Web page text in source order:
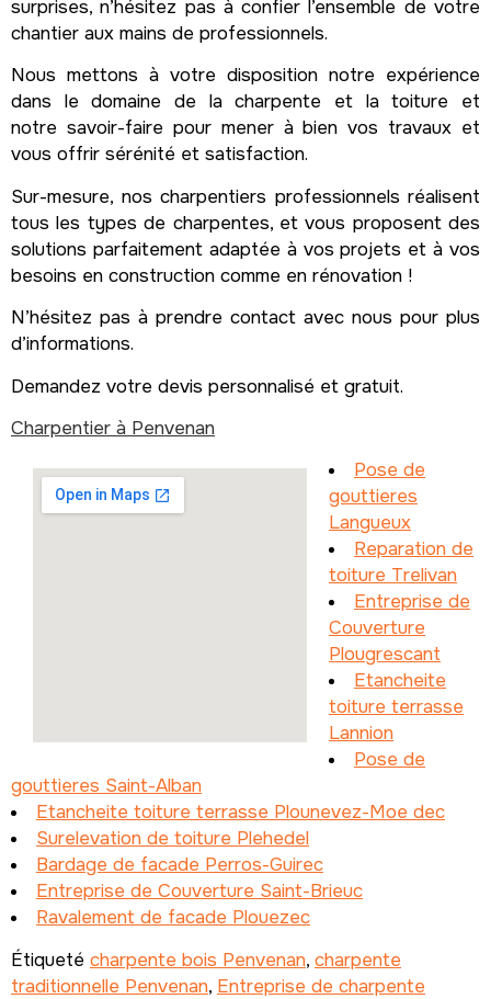
surprises, n’hésitez pas à confier l’ensemble de votre
chantier aux mains de professionnels.
Nous mettons à votre disposition notre expérience
dans le domaine de la charpente et la toiture et
notre savoir-faire pour mener à bien vos travaux et
vous offrir sérénité et satisfaction.
Sur-mesure, nos charpentiers professionnels réalisent
tous les types de charpentes, et vous proposent des
solutions parfaitement adaptée à vos projets et à vos
besoins en construction comme en rénovation !
N’hésitez pas à prendre contact avec nous pour plus
d’informations.
Demandez votre devis personnalisé et gratuit.
Charpentier à Penvenan
Pose de
gouttieres
Langueux
Reparation de
toiture Trelivan
Entreprise de
Couverture
Plougrescant
Etancheite
toiture terrasse
Lannion
Pose de
gouttieres Saint-Alban
Etancheite toiture terrasse Plounevez-Moe dec
Surelevation de toiture Plehedel
Bardage de facade Perros-Guirec
Entreprise de Couverture Saint-Brieuc
Ravalement de facade Plouezec
Étiqueté charpente bois Penvenan, charpente
traditionnelle Penvenan, Entreprise de charpente